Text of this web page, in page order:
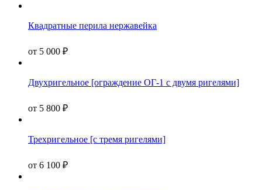
Квадратные перила нержавейка
от 5 000 ₽
Двухригельное [ограждение ОГ-1 с двумя ригелями]
от 5 800 ₽
Трехригельное [с тремя ригелями]
от 6 100 ₽